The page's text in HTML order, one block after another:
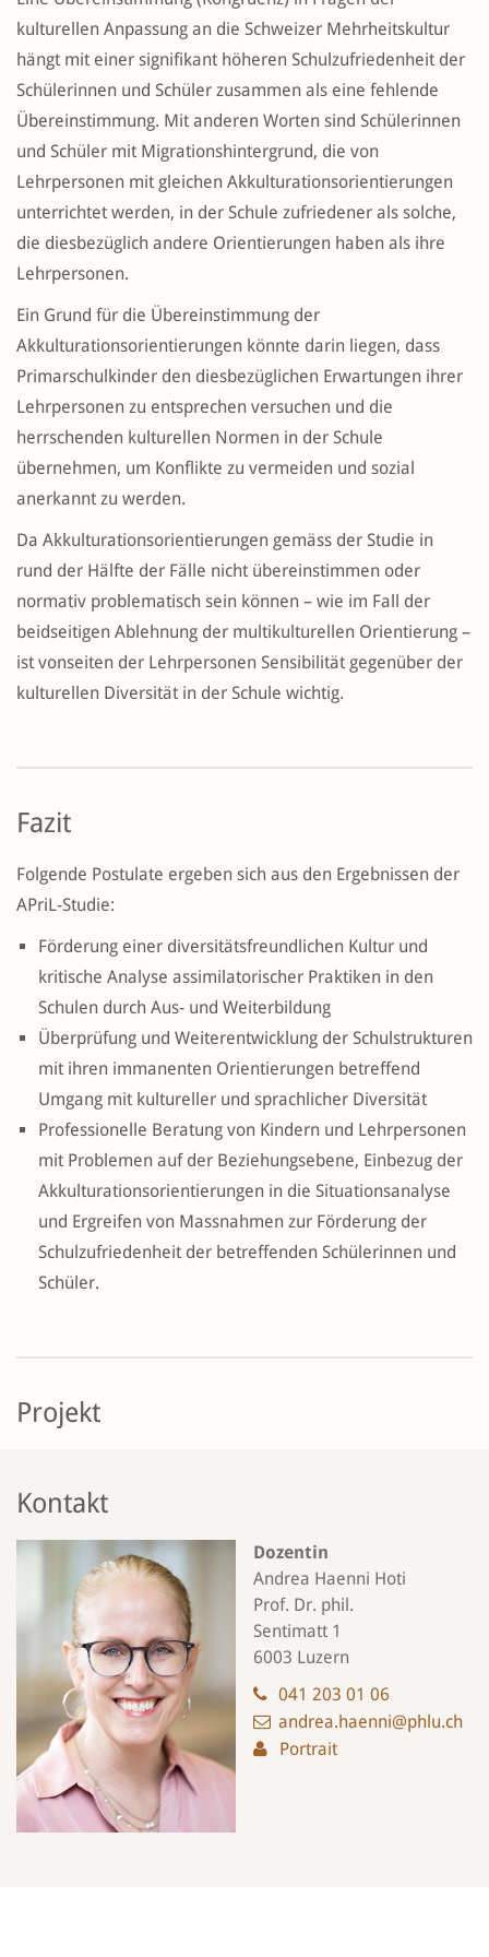
kulturellen Anpassung an die Schweizer Mehrheitskultur
hängt mit einer signifikant höheren Schulzufriedenheit der
Schülerinnen und Schüler zusammen als eine fehlende
Übereinstimmung. Mit anderen Worten sind Schülerinnen
und Schüler mit Migrationshintergrund, die von
Lehrpersonen mit gleichen Akkulturationsorientierungen
unterrichtet werden, in der Schule zufriedener als solche,
die diesbezüglich andere Orientierungen haben als ihre
Lehrpersonen.
Ein Grund für die Übereinstimmung der
Akkulturationsorientierungen könnte darin liegen, dass
Primarschulkinder den diesbezüglichen Erwartungen ihrer
Lehrpersonen zu entsprechen versuchen und die
herrschenden kulturellen Normen in der Schule
übernehmen, um Konflikte zu vermeiden und sozial
anerkannt zu werden.
Da Akkulturationsorientierungen gemäss der Studie in
rund der Hälfte der Fälle nicht übereinstimmen oder
normativ problematisch sein können – wie im Fall der
beidseitigen Ablehnung der multikulturellen Orientierung –
ist vonseiten der Lehrpersonen Sensibilität gegenüber der
kulturellen Diversität in der Schule wichtig.
Fazit
Folgende Postulate ergeben sich aus den Ergebnissen der
APriL-Studie:
Förderung einer diversitätsfreundlichen Kultur und
kritische Analyse assimilatorischer Praktiken in den
Schulen durch Aus- und Weiterbildung
Überprüfung und Weiterentwicklung der Schulstrukturen
mit ihren immanenten Orientierungen betreffend
Umgang mit kultureller und sprachlicher Diversität
Professionelle Beratung von Kindern und Lehrpersonen
mit Problemen auf der Beziehungsebene, Einbezug der
Akkulturationsorientierungen in die Situationsanalyse
und Ergreifen von Massnahmen zur Förderung der
Schulzufriedenheit der betreffenden Schülerinnen und
Schüler.
Projekt
Kontakt
Dozentin
Andrea Haenni Hoti
Prof. Dr. phil.
Sentimatt 1
6003 Luzern
041 203 01 06
andrea.haenni@phlu.ch
Portrait